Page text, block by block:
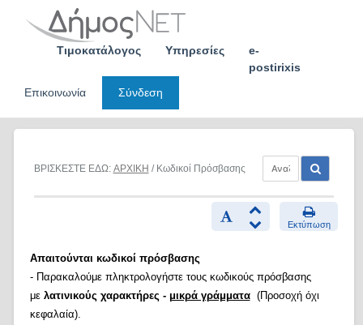
Τιμοκατάλογος Υπηρεσίες
e-
postirixis
Επικοινωνία
Σύνδεση
ΒΡΙΣΚΕΣΤΕ ΕΔΩ: ΑΡΧΙΚΗ / Κωδικοί Πρόσβασης
Εκτύπωση
Απαιτούνται κωδικοί πρόσβασης
- Παρακαλούμε πληκτρολογήστε τους κωδικούς πρόσβασης
με λατινικούς χαρακτήρες - μικρά γράμματα(Προσοχή όχι
κεφαλαία).